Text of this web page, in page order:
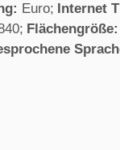
Euro Internet
Flächengröße: